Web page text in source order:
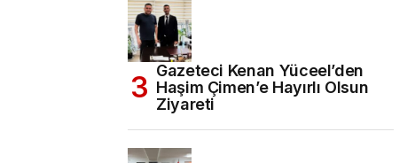
Gazeteci Kenan Yüceel’den
Haşim Çimen’e Hayırlı Olsun
Ziyareti